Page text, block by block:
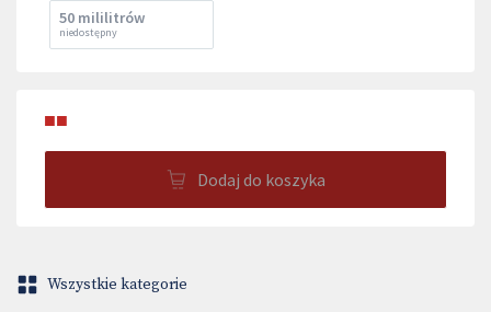
50 mililitrów
niedostępny
■■
Dodaj do koszyka
Wszystkie kategorie